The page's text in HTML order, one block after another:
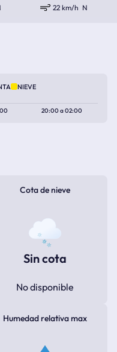
22 km/h N
NIEVE
20:00a02:00
Cota de nieve
Sin cota
No disponible
Humedad relativa max